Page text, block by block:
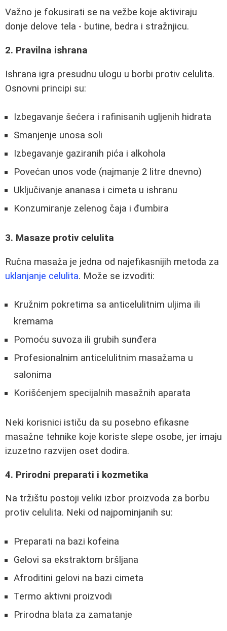
Važno je fokusirati se na vežbe koje aktiviraju
donje delove tela - butine, bedra i stražnjicu.
2. Pravilna ishrana
Ishrana igra presudnu ulogu u borbi protiv celulita.
Osnovni principi su:
Izbegavanje šećera i rafinisanih ugljenih hidrata
Smanjenje unosa soli
Izbegavanje gaziranih pića i alkohola
Povećan unos vode (najmanje 2 litre dnevno)
Uključivanje ananasa i cimeta u ishranu
Konzumiranje zelenog čaja i đumbira
3. Masaze protiv celulita
Ručna masaža je jedna od najefikasnijih metoda za
uklanjanje celulita. Može se izvoditi:
Kružnim pokretima sa anticelulitnim uljima ili
kremama
Pomoću suvoza ili grubih sunđera
Profesionalnim anticelulitnim masažama u
salonima
Korišćenjem specijalnih masažnih aparata
Neki korisnici ističu da su posebno efikasne
masažne tehnike koje koriste slepe osobe, jer imaju
izuzetno razvijen oset dodira.
4. Prirodni preparati i kozmetika
Na tržištu postoji veliki izbor proizvoda za borbu
protiv celulita. Neki od najpominjanih su:
Preparati na bazi kofeina
Gelovi sa ekstraktom bršljana
Afroditini gelovi na bazi cimeta
Termo aktivni proizvodi
Prirodna blata za zamatanje